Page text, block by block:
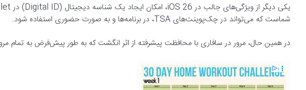
شماست که می‌تواند در چک‌پوینت‌های TSA، در برنامه‌ها و به صورت حضوری استفاده شود.
در همین حال، مرور در سافاری با محافظت پیشرفته از اثر انگشت که به طور پیش‌فرض به تمام